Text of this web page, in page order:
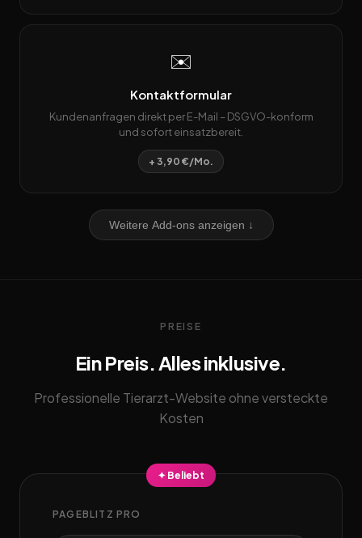
✉️
Kontaktformular
Kundenanfragen direkt per E-Mail – DSGVO-konform
und sofort einsatzbereit.
+ 3,90 €/Mo.
Weitere Add-ons anzeigen ↓
PREISE
Ein Preis. Alles inklusive.
Professionelle Tierarzt-Website ohne versteckte
Kosten
✦ Beliebt
PAGEBLITZ PRO